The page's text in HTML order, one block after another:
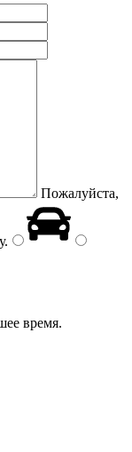
Пожалуйста,
.
время.